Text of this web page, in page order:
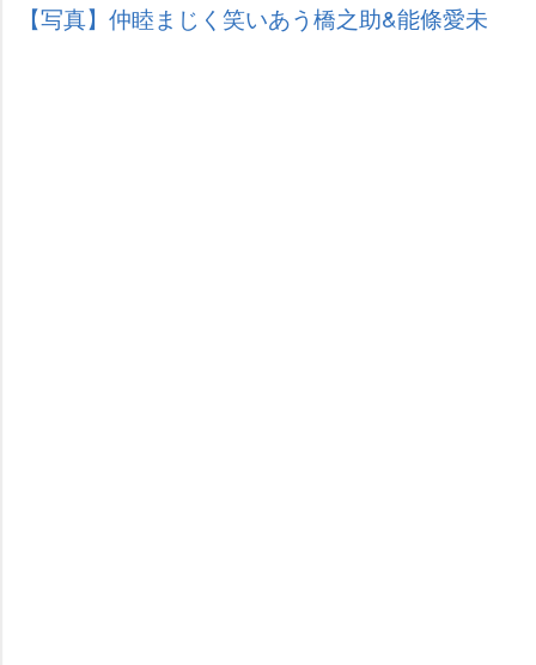
【写真】仲睦まじく笑いあう橋之助&能條愛未